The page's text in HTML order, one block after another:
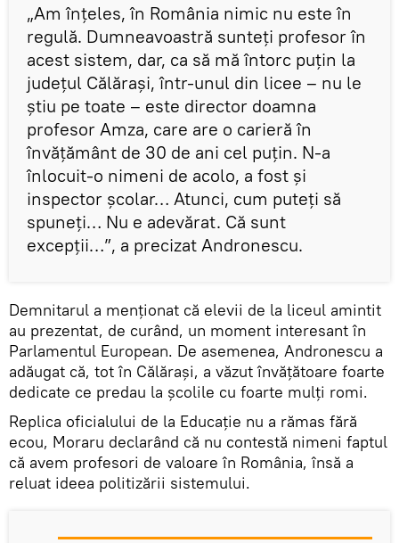
„Am înţeles, în România nimic nu este în
regulă. Dumneavoastră sunteţi profesor în
acest sistem, dar, ca să mă întorc puţin la
judeţul Călăraşi, într-unul din licee – nu le
ştiu pe toate – este director doamna
profesor Amza, care are o carieră în
învăţământ de 30 de ani cel puţin. N-a
înlocuit-o nimeni de acolo, a fost şi
inspector şcolar… Atunci, cum puteţi să
spuneţi… Nu e adevărat. Că sunt
excepţii…”, a precizat Andronescu.
Demnitarul a menţionat că elevii de la liceul amintit
au prezentat, de curând, un moment interesant în
Parlamentul European. De asemenea, Andronescu a
adăugat că, tot în Călăraşi, a văzut învăţătoare foarte
dedicate ce predau la şcolile cu foarte mulţi romi.
Replica oficialului de la Educaţie nu a rămas fără
ecou, Moraru declarând că nu contestă nimeni faptul
că avem profesori de valoare în România, însă a
reluat ideea politizării sistemului.